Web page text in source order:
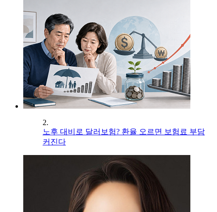
2.
노후 대비로 달러보험? 환율 오르면 보험료 부담
커진다